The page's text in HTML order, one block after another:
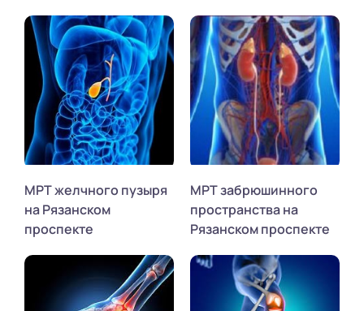
МРТ желчного пузыря
на Рязанском
проспекте
МРТ забрюшинного
пространства на
Рязанском проспекте